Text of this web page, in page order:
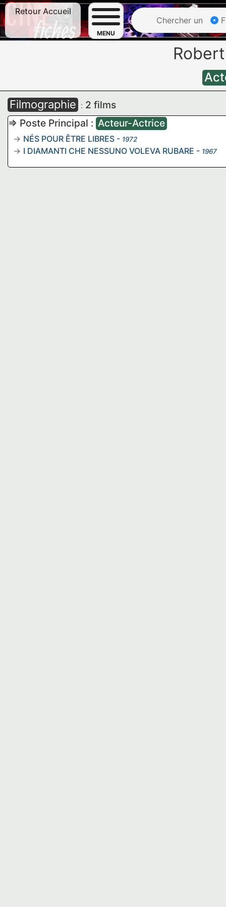
Retour Accueil
MENU
Chercher un
Filmographie : 2 films
=> Poste Principal : Acteur-Actrice
NÉS POUR ÊTRE LIBRES - 1972
I DIAMANTI CHE NESSUNO VOLEVA RUBARE - 1967